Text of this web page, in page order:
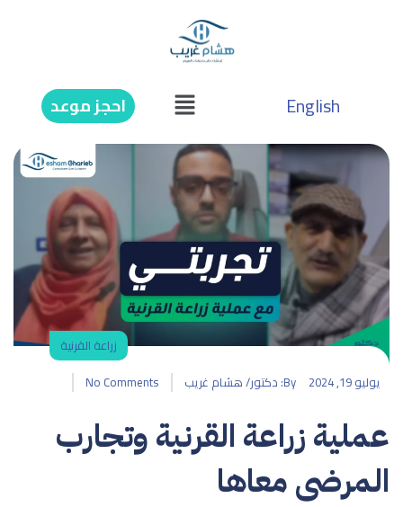
احجز موعد English
زراعة القرنية
يوليو 19, 2024
By: دكتور/ هشام غريب No Comments
عملية زراعة القرنية وتجارب
المرضى معاها